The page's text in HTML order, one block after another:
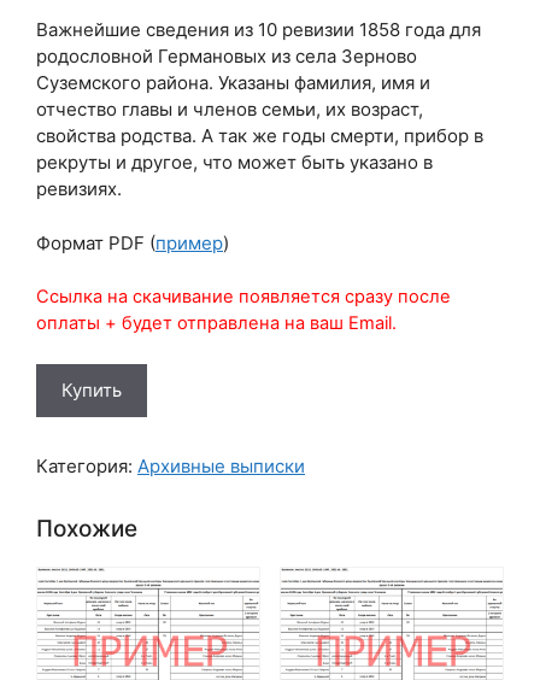
Важнейшие сведения из 10 ревизии 1858 года для
родословной Германовых из села Зерново
Суземского района. Указаны фамилия, имя и
отчество главы и членов семьи, их возраст,
свойства родства. А так же годы смерти, прибор в
рекруты и другое, что может быть указано в
ревизиях.
Формат PDF (пример)
Ссылка на скачивание появляется сразу после
оплаты + будет отправлена на ваш Email.
товара
состава
семьи
из
ревизии
1858
года
села
Купить
Категория: Архивные выписки
Похожие